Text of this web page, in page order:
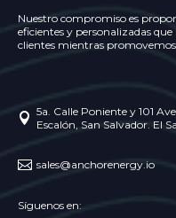
Nuestro compromiso es
eficientes y personalizadas
clientes mientras
 5a. Calle Poniente y 101
Escalón, San Salvador. El
 sales@anchorenergy.io
Síguenos en: